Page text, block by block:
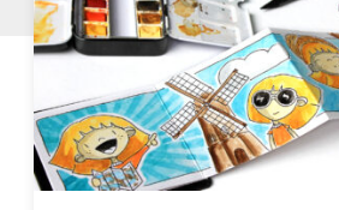
We gaan werken met aquarel in
workshop. In 3 lessen leer ik je
op papier te zetten van je reis,
kleine voorvalletjes rondom huis.
leporello boekje namelijk op